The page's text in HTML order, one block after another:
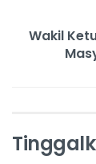
Wakil